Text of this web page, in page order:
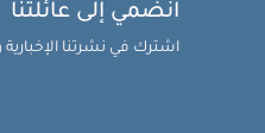
انضمي إلى عائلتنا
اشترك في نشرتنا